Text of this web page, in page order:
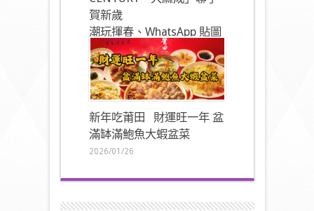
賀新歲
潮玩揮春、WhatsApp 貼圖
同步登場
2026/01/27
新年吃莆田 財運旺一年 盆
滿缽滿鮑魚大蝦盆菜
2026/01/26